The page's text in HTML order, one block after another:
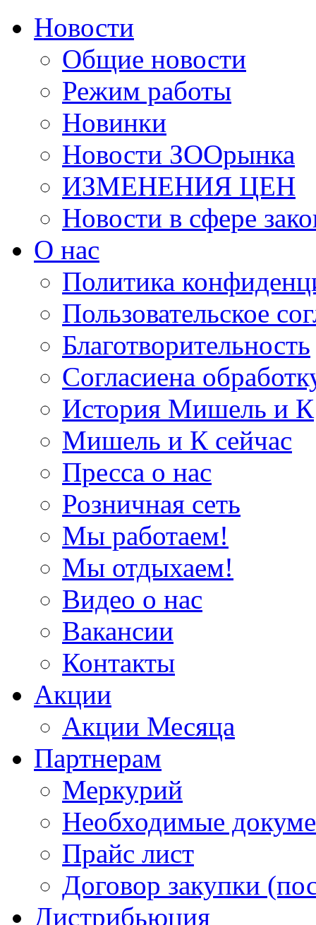
Новости
Общие новости
Режим работы
Новинки
Новости ЗООрынка
ИЗМЕНЕНИЯ ЦЕН
Новости в сфере
О нас
Политика
Пользовательское
Благотворительность
Согласиена
История Мишель и К
Мишель и К сейчас
Пресса о нас
Розничная сеть
Мы работаем!
Мы отдыхаем!
Видео о нас
Вакансии
Контакты
Акции
Акции Месяца
Партнерам
Меркурий
Необходимые
Прайс лист
Договор закупки
Дистрибьюция